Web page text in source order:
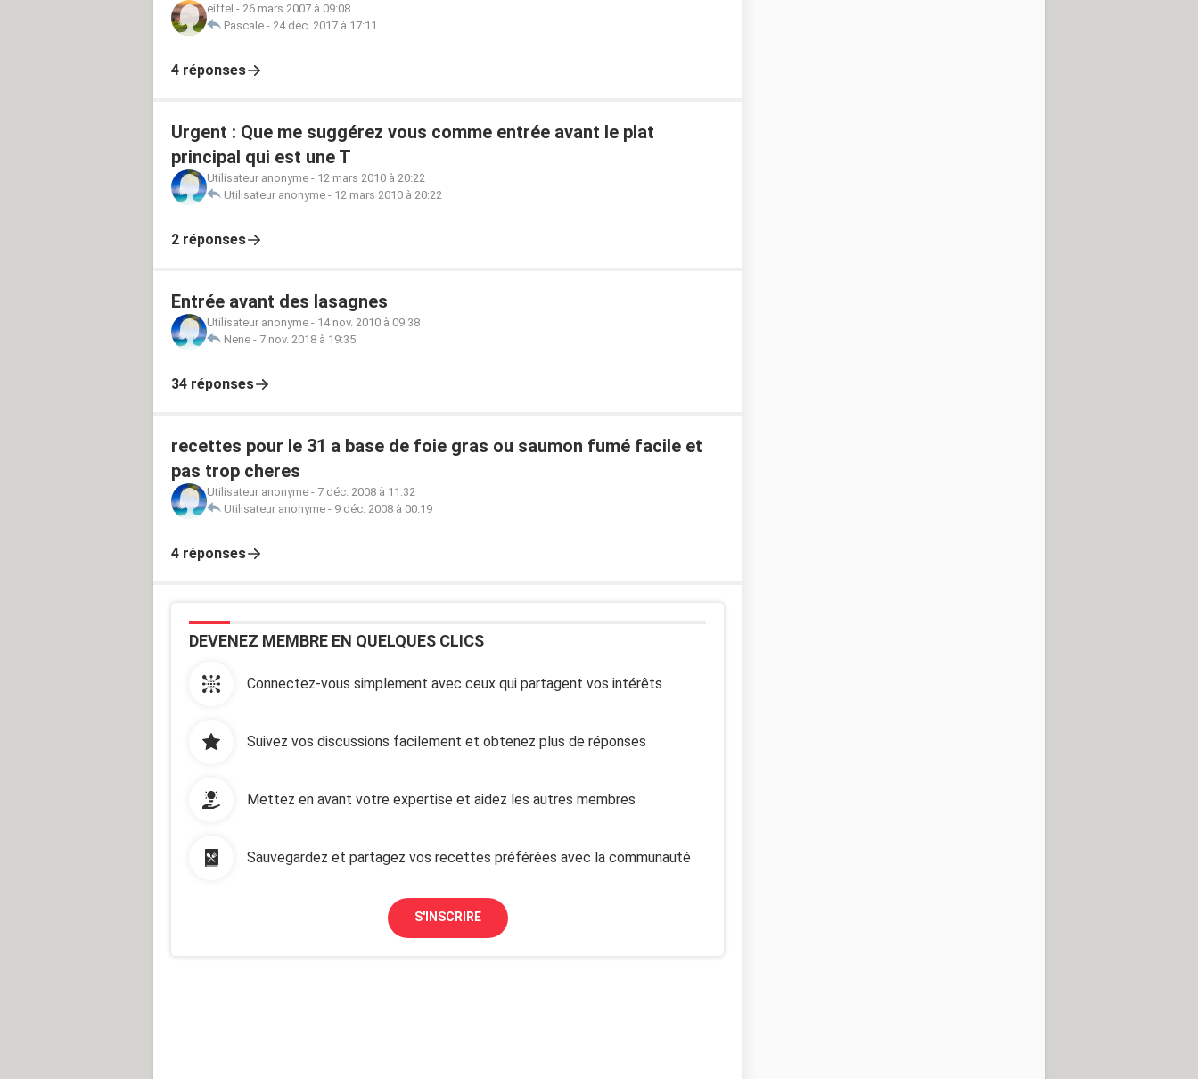
eiffel - 26 mars 2007 à 09:08
Pascale - 24 déc. 2017 à 17:11
4 réponses
Urgent : Que me suggérez vous comme entrée avant le plat
principal qui est une T
Utilisateur anonyme - 12 mars 2010 à 20:22
Utilisateur anonyme - 12 mars 2010 à 20:22
2 réponses
Entrée avant des lasagnes
Utilisateur anonyme - 14 nov. 2010 à 09:38
Nene - 7 nov. 2018 à 19:35
34 réponses
recettes pour le 31 a base de foie gras ou saumon fumé facile et
pas trop cheres
Utilisateur anonyme - 7 déc. 2008 à 11:32
Utilisateur anonyme - 9 déc. 2008 à 00:19
4 réponses
DEVENEZ MEMBRE EN QUELQUES CLICS
Connectez-vous simplement avec ceux qui partagent vos intérêts
Suivez vos discussions facilement et obtenez plus de réponses
Mettez en avant votre expertise et aidez les autres membres
Sauvegardez et partagez vos recettes préférées avec la communauté
S'INSCRIRE